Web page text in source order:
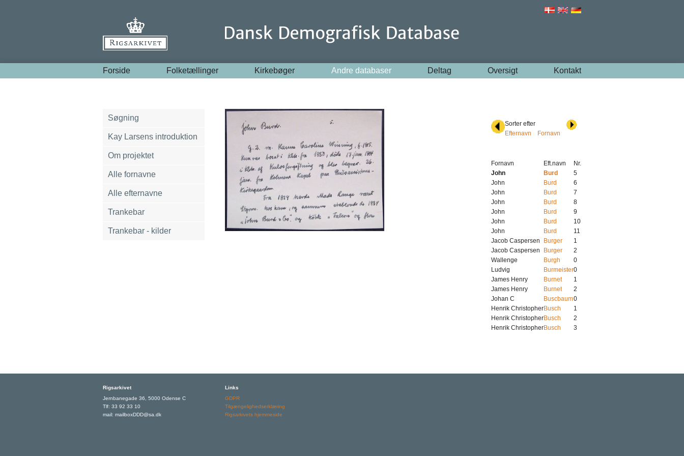
Forside Folketællinger Kirkebøger Andre databaser Deltag Oversigt Kontakt
Søgning
Kay Larsens introduktion
Om projektet
Alle fornavne
Alle efternavne
Trankebar
Trankebar - kilder
Sorter efter
Efternavn
Fornavn
Fornavn Eft.navn
Nr.
John
Burd
5
John
Burd
6
John
Burd
7
John
Burd
8
John
Burd
9
John
Burd
10
John
Burd
11
Jacob Caspersen
Burger
1
Jacob Caspersen
Burger
2
Wallenge
Burgh
0
Ludvig
Burmeister0
James Henry
Burnet
1
James Henry
Burnet
2
Johan C
Buscbaum0
Henrik ChristopherBusch
1
Henrik ChristopherBusch
2
Henrik ChristopherBusch 3
Rigsarkivet
Jernbanegade 36, 5000 Odense C
Tlf: 33 92 33 10
mail: mailboxDDD@sa.dk
Links
GDPR
Tilgængelighedserklæring
Rigsarkivets hjemmeside